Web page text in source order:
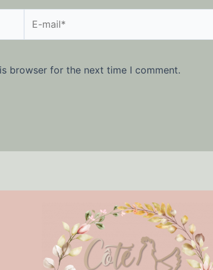
mail*
browser for the next time I comment.